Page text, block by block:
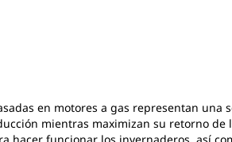
en motores a gas representan
mientras maximizan su retorno de